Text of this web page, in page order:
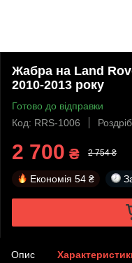
Жабра на Land
2010-2013 року
Готово до відправки
Код: RRS-1006
Роздріб
2 700 ₴ 2 754 ₴
Економія 54 ₴
Опис